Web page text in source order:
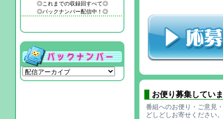
お便り募集してい
番組へのお便り・ご意見
どしどしお寄せください
◎これまでの収録回すべて◎
◎バックナンバー配信中！◎